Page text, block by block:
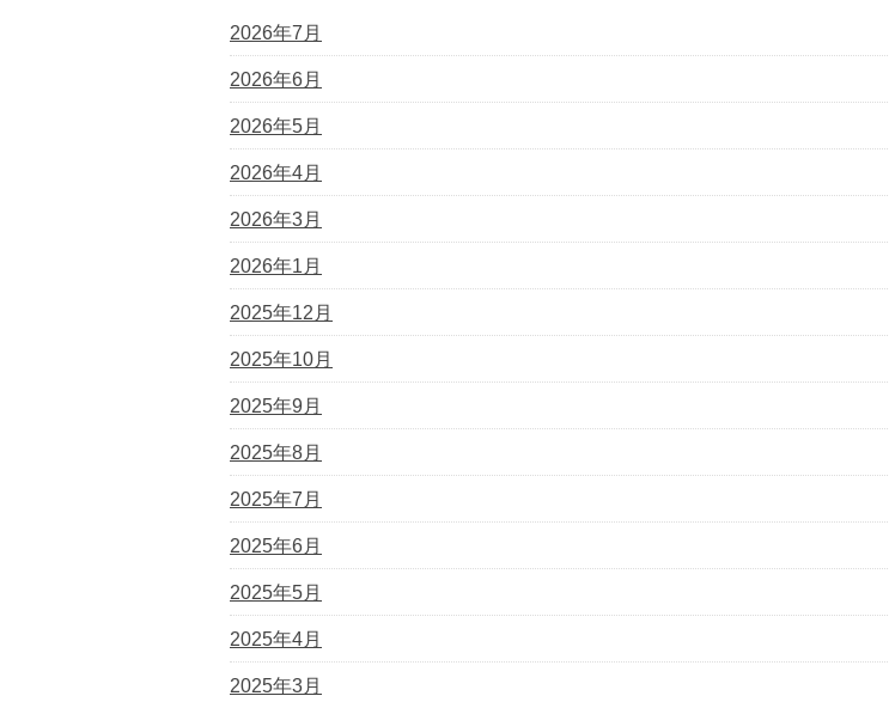
2026年7月
2026年6月
2026年5月
2026年4月
2026年3月
2026年1月
2025年12月
2025年10月
2025年9月
2025年8月
2025年7月
2025年6月
2025年5月
2025年4月
2025年3月